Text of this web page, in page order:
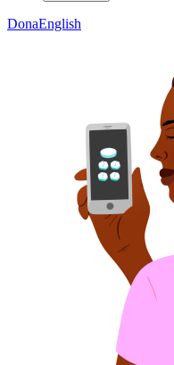
DonaEnglish